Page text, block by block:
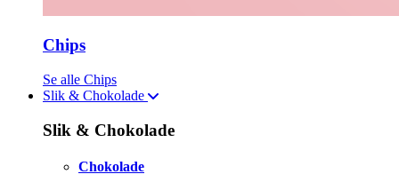
Chips
Se alle Chips
Slik & Chokolade
Slik & Chokolade
Chokolade